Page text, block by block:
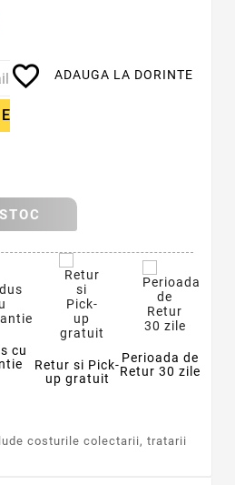
Disponibil
favorite_border ADAUGA LA DORINTE
cu
Retur si Pick-
up gratuit
Perioada de
Retur 30 zile
costurile colectarii, tratarii